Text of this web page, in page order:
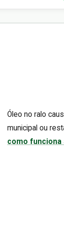
Óleo no ralo
municipal ou
como funciona